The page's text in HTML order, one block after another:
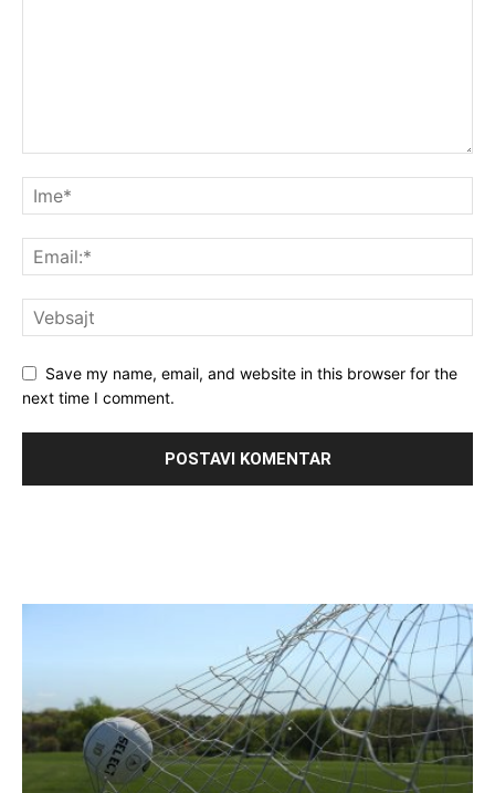
Save my name, email, and website in this browser for the
next time I comment.